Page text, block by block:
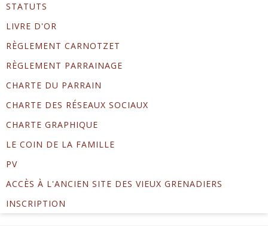
STATUTS
LIVRE D'OR
RÈGLEMENT CARNOTZET
RÈGLEMENT PARRAINAGE
CHARTE DU PARRAIN
CHARTE DES RÉSEAUX SOCIAUX
CHARTE GRAPHIQUE
LE COIN DE LA FAMILLE
PV
ACCÈS À L'ANCIEN SITE DES VIEUX GRENADIERS
INSCRIPTION